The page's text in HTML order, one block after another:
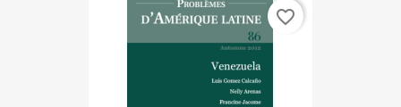
favorite_border